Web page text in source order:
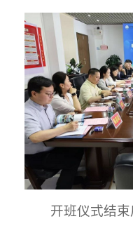
开班仪式结